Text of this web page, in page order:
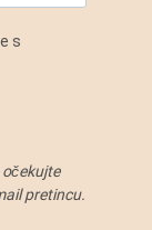
s
očekujte
pretincu.